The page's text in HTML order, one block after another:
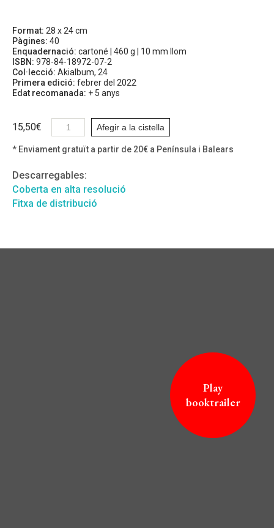
Format: 28 x 24 cm
Pàgines: 40
Enquadernació: cartoné | 460 g | 10 mm llom
ISBN: 978-84-18972-07-2
Col·lecció: Akialbum, 24
Primera edició: febrer del 2022
Edat recomanada: + 5 anys
15,50€ Afegir a la cistella
* Enviament gratuït a partir de 20€ a Península i Balears
Descarregables:
Coberta en alta resolució
Fitxa de distribució
Play
booktrailer